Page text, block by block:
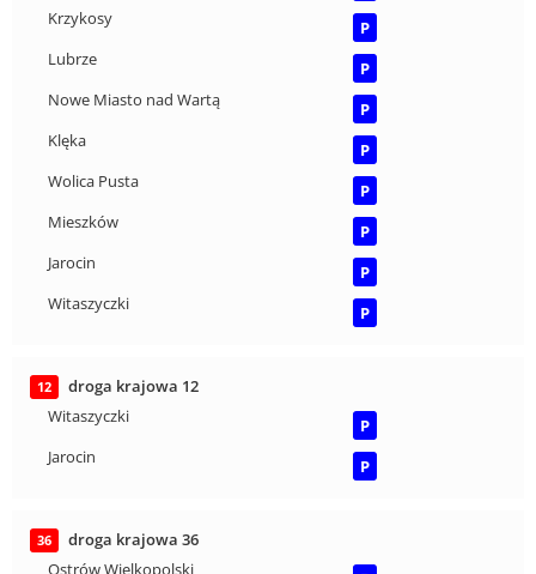
Krzykosy
P
Lubrze
P
Nowe Miasto nad Wartą
P
Klęka
P
Wolica Pusta
P
Mieszków
P
Jarocin
P
Witaszyczki
P
12
droga krajowa 12
Witaszyczki
P
Jarocin
P
36
droga krajowa 36
Ostrów Wielkopolski